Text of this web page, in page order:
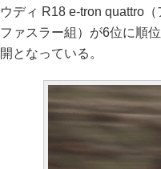
ウディ R18 e-tron quattro
ファスラー組）が6位に順
開となっている。